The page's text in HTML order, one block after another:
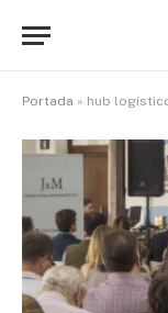
Portada » hub